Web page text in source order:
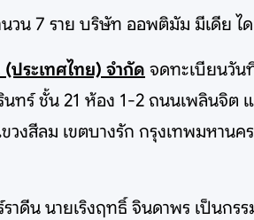
วน 7 ราย บริษัท ออพติมัม มีเดีย
ประเทศไทย) จำกัด จดทะเบียนวัน
ทร์ ชั้น 21 ห้อง 1-2 ถนนเพลินจิต
งสีลม เขตบางรัก กรุงเทพมหาน
าดีน นายเริงฤทธิ์ จินดาพร เป็นกรร